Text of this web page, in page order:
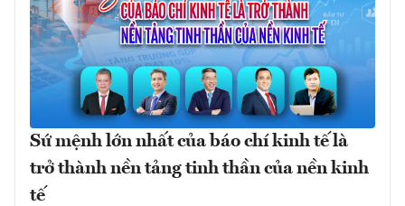
Sứ mệnh lớn nhất của báo chí kinh tế là
trở thành nền tảng tinh thần của nền kinh
tế